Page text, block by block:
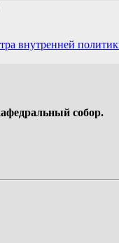
внутренней
собор.